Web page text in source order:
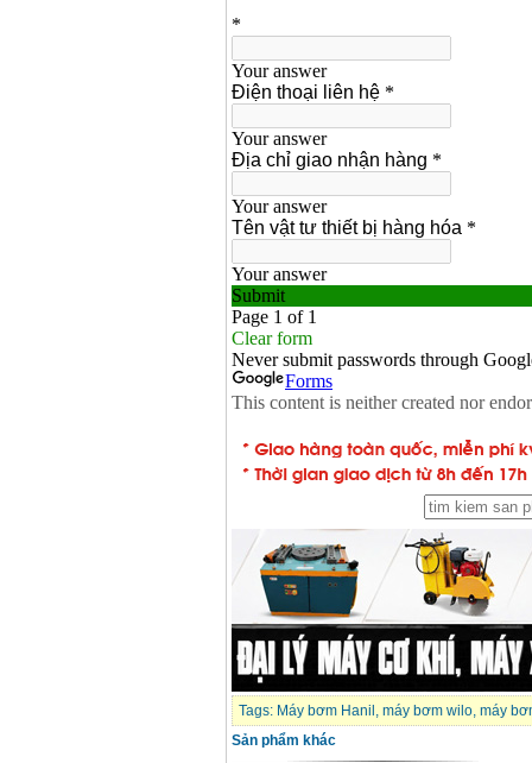
Tags: Máy bơm Hanil , máy bơm wilo, máy
Sản phẩm khác